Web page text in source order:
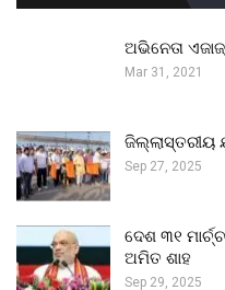
ଅଭିନେତା
Mar 31, 2021
ଜିଲ୍ଲାସ୍ତରୀୟ
Sep 27, 2025
ଦେଶ ୩୧
ଅମିତ ଶାହ
Sep 29, 2025